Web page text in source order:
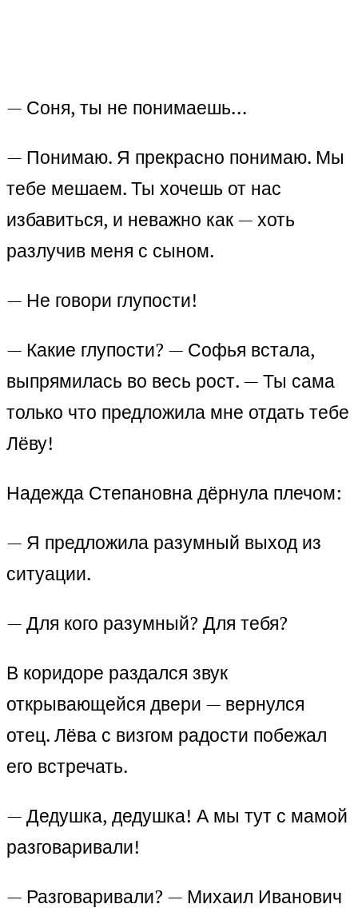
— Соня, ты не понимаешь…
— Понимаю. Я прекрасно понимаю. Мы
тебе мешаем. Ты хочешь от нас
избавиться, и неважно как — хоть
разлучив меня с сыном.
— Не говори глупости!
— Какие глупости? — Софья встала,
выпрямилась во весь рост. — Ты сама
только что предложила мне отдать тебе
Лёву!
Надежда Степановна дёрнула плечом:
— Я предложила разумный выход из
ситуации.
— Для кого разумный? Для тебя?
В коридоре раздался звук
открывающейся двери — вернулся
отец. Лёва с визгом радости побежал
его встречать.
— Дедушка, дедушка! А мы тут с мамой
разговаривали!
— Разговаривали? — Михаил Иванович